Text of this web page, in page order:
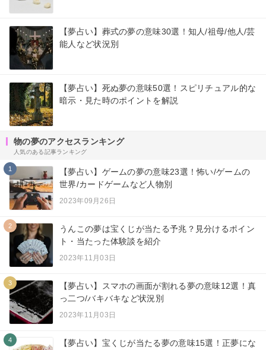
【夢占い】葬式の夢の意味30選！知人/祖母/他人/芸
能人など状況別
【夢占い】死ぬ夢の意味50選！スピリチュアル的な
暗示・見た時のポイントを解説
物の夢のアクセスランキング
人気のある記事ランキング
1
【夢占い】ゲームの夢の意味23選！怖い/ゲームの
世界/カードゲームなど人物別
2023年09月26日
2
うんこの夢は宝くじが当たる予兆？見分けるポイン
ト・当たった体験談を紹介
2023年11月03日
3
【夢占い】スマホの画面が割れる夢の意味12選！真
っ二つ/バキバキなど状況別
2023年11月03日
4
【夢占い】宝くじが当たる夢の意味15選！正夢にな